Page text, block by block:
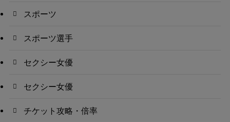
スポーツ
スポーツ選手
セクシー女優
セクシー女優
チケット攻略・倍率